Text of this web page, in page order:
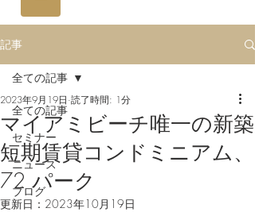
記事
全ての記事
セミナー
ニュース
ブログ
全ての記事
マイアミビーチ唯一の新築
短期賃貸コンドミニアム、
72 パーク
2023年9月19日 読了時間: 1分
更新日： 2023年10月19日